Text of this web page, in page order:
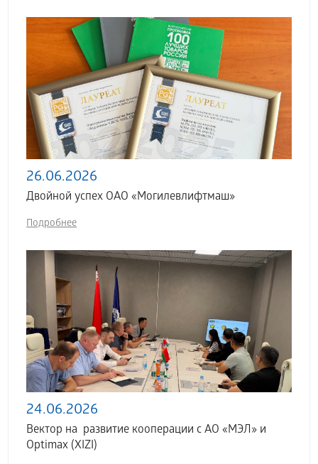
26.06.2026
Двойной успех ОАО «Могилевлифтмаш»
Подробнее
24.06.2026
Вектор на развитие кооперации с АО «МЭЛ» и
Optimax (XIZI)